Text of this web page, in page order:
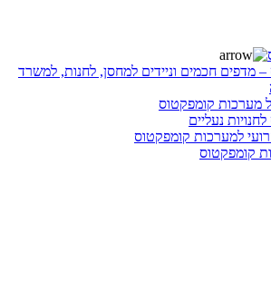
מדפים חכמים וניידים למחסן, לחנות, למשרד
מערכות קומפקטוס
נעליים
למערכות קומפקטוס
קומפקטוס